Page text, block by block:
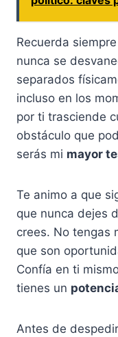
Recuerda
nunca se
separados
incluso en los
por ti trasciende
obstáculo que
serás mi mayor
Te animo a que
que nunca dejes
crees. No tengas
que son
Confía en ti
tienes un
Antes de